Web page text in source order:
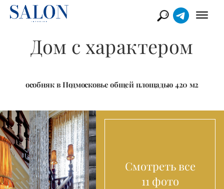
Дом с характером
особняк в Подмосковье общей площадью 420 м2
Смотреть все
11 фото